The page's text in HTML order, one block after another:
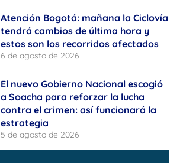
Atención Bogotá: mañana la Ciclovía
tendrá cambios de última hora y
estos son los recorridos afectados
6 de agosto de 2026
El nuevo Gobierno Nacional escogió
a Soacha para reforzar la lucha
contra el crimen: así funcionará la
estrategia
5 de agosto de 2026